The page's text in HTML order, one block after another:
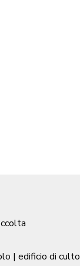
| edificio di culto